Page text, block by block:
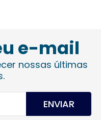
e-mail
nossas últimas
ENVIAR